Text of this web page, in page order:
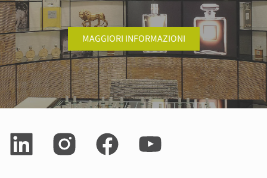
MAGGIORI INFORMAZIONI